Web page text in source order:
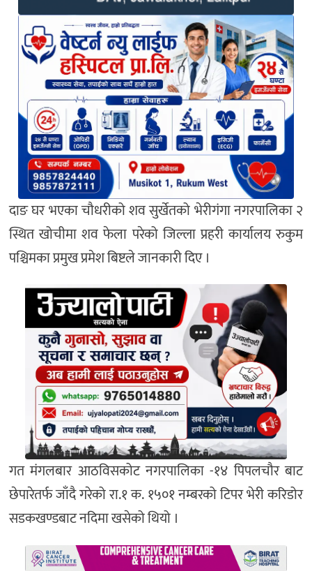
दाङ घर भएका चौधरीको शव सुर्खेतको भेरीगंगा नगरपालिका २
स्थित खोचीमा शव फेला परेको जिल्ला प्रहरी कार्यालय रुकुम
पश्चिमका प्रमुख प्रमेश बिष्टले जानकारी दिए ।
गत मंगलबार आठविसकोट नगरपालिका -१४ पिपलचौर बाट
छेपारेतर्फ जाँदै गरेको रा.१ क. १५०१ नम्बरको टिपर भेरी करिडोर
सडकखण्डबाट नदिमा खसेको थियो ।